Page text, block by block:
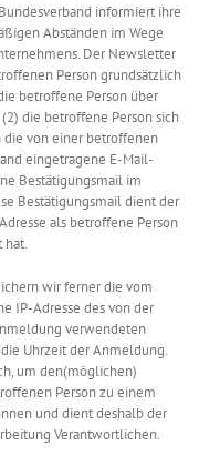
informiert ihre
Abständen im Wege
Der Newsletter
Person grundsätzlich
betroffene Person über
die betroffene Person sich
die von einer betroffenen
eingetragene E-Mail-
Bestätigungsmail im
Bestätigungsmail dient der
als betroffene Person
hat.
wir ferner die vom
IP-Adresse des von der
verwendeten
Uhrzeit der Anmeldung.
um den(möglichen)
Person zu einem
und dient deshalb der
Verantwortlichen.